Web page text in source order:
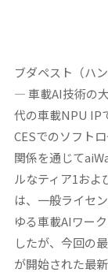
ブダペスト（ハ
— 車載AI技術の
代の車載NPU IP
CESでのソフト
関係を通じて
ルなティア1およ
は、一般ライセ
ゆる車載AIワー
したが、今回の
が開始された最